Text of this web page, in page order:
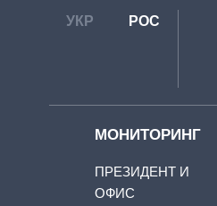
УКР РОС
МОНИТОРИНГ
ПРЕЗИДЕНТ И
ОФИС